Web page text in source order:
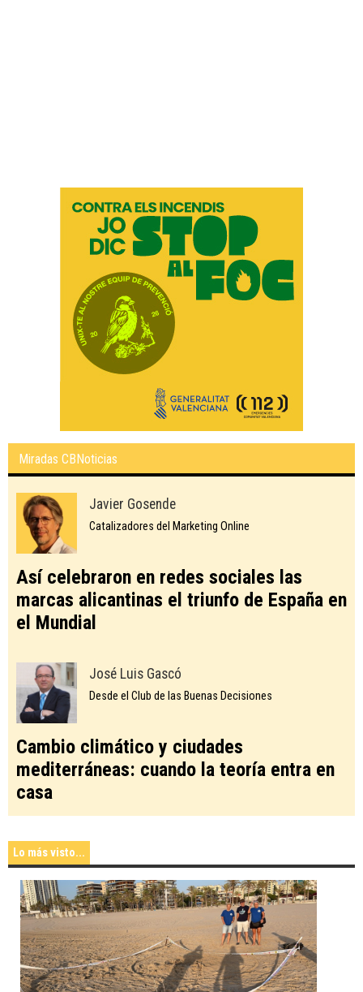
Miradas CBNoticias
Javier Gosende
Catalizadores del Marketing Online
Así celebraron en redes sociales las
marcas alicantinas el triunfo de España en
el Mundial
José Luis Gascó
Desde el Club de las Buenas Decisiones
Cambio climático y ciudades
mediterráneas: cuando la teoría entra en
casa
Lo más visto...